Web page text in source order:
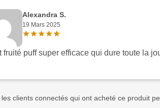
Alexandra S.
19 Mars 2025
fruité puff super efficace qui dure toute la
les clients connectés qui ont acheté ce produit